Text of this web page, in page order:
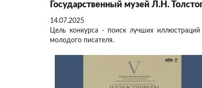
Государственный музей Л.Н.
14.07.2025
Цель конкурса - поиск лучших иллюстраций
молодого писателя.